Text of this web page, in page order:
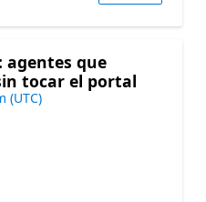
agentes que
tocar el portal
(UTC)